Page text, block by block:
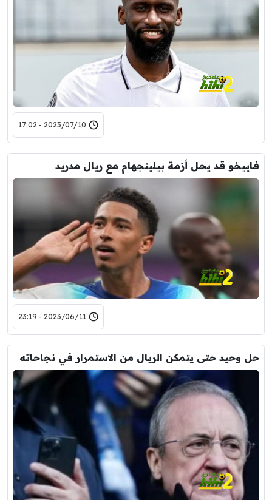
2023/07/10 - 17:02
فاييخو قد يحل أزمة بيلينجهام مع ريال مدريد
2023/06/11 - 23:19
حل وحيد حتى يتمكن الريال من الاستمرار في نجاحاته